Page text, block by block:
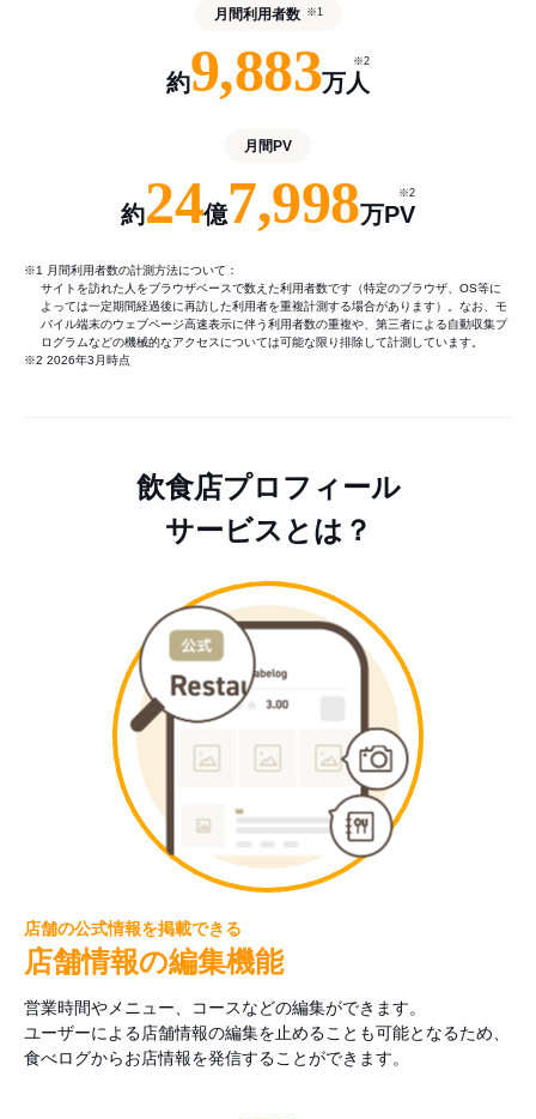
月間利用者数 ※1
約9,883万人
※2
月間PV
約24億7,998万PV
※2
※1 月間利用者数の計測方法について：
サイトを訪れた人をブラウザベースで数えた利用者数です（特定のブラウザ、OS等に
よっては一定期間経過後に再訪した利用者を重複計測する場合があります）。なお、モ
バイル端末のウェブページ高速表示に伴う利用者数の重複や、第三者による自動収集プ
ログラムなどの機械的なアクセスについては可能な限り排除して計測しています。
※2 2026年3月時点
飲食店プロフィール
サービスとは？
店舗の公式情報を掲載できる
店舗情報の編集機能
営業時間やメニュー、コースなどの編集ができます。
ユーザーによる店舗情報の編集を止めることも可能となるため、
食べログからお店情報を発信することができます。